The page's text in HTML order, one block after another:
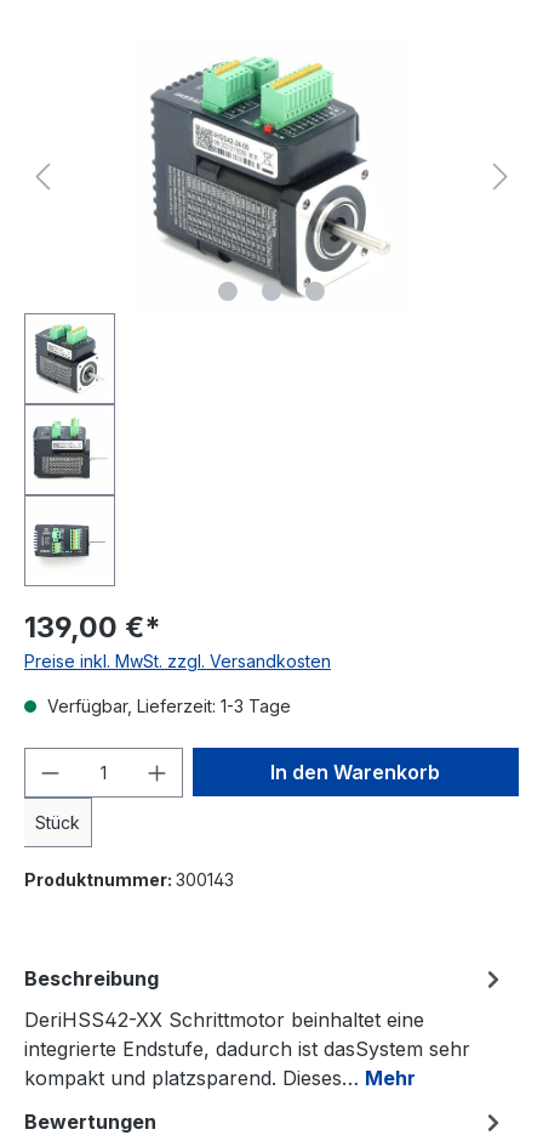
139,00 €*
Preise inkl. MwSt. zzgl. Versandkosten
Verfügbar, Lieferzeit: 1-3 Tage
Produkt Anzahl: Gib den
Stück
In den Warenkorb
Produktnummer: 300143
Beschreibung
DeriHSS42-XX Schrittmotor beinhaltet eine
integrierte Endstufe, dadurch ist dasSystem sehr
kompakt und platzsparend. Dieses… Mehr
Bewertungen